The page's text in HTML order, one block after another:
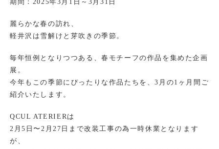
期間：2025年3月1日～3月31日
麗らかな春の訪れ、
軽井沢は雪解けと芽吹きの季節。
毎年恒例となりつつある、春モチーフの作品を集めた企画
展。
今年もこの季節にぴったりな作品たちを、3月の1ヶ月間ご
紹介いたします。
QCUL ATERIERは
2月5日〜2月27日まで改装工事の為一時休業となります
が、